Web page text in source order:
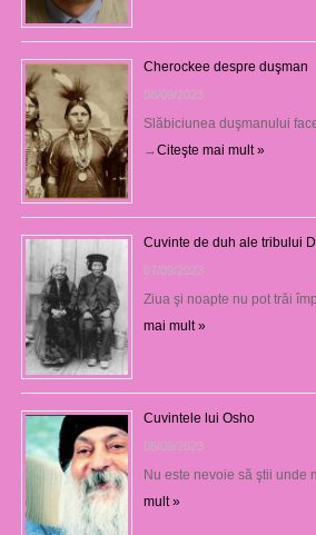
Cherockee despre duşman
08/09/2023
Slăbiciunea duşmanului
→Citeşte mai mult »
Cuvinte de duh ale tribului
07/09/2023
Ziua şi noapte nu pot trăi
mai mult »
Cuvintele lui Osho
06/09/2023
Nu este nevoie să ştii unde
mult »